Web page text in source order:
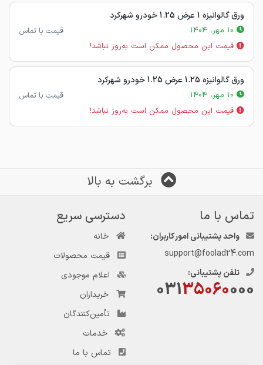
ورق گالوانیزه 1 عرض 1.25 خودرو شهرکرد
قیمت با تماس
قیمت این محصول ممکن است به‌روز نباشد!
ورق گالوانیزه 1.25 عرض 1.25 خودرو شهرکرد
قیمت با تماس
قیمت این محصول ممکن است به‌روز نباشد!
برگشت به بالا
تماس با ما
واحد پشتیبانی امور کاربران:
support@foolad24.com
تلفن پشتیبانی:
03135060000
دسترسی سریع
خانه
قیمت محصولات
اعلام موجودی
خریداران
تأمین‌کنندگان
خدمات
تماس با ما